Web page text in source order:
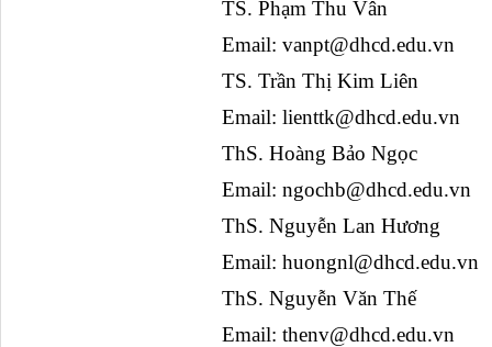
TS. Phạm Thu Vân
Email: vanpt@dhcd.edu.vn
TS. Trần Thị Kim Liên
Email: lienttk@dhcd.edu.vn
ThS. Hoàng Bảo Ngọc
Email: ngochb@dhcd.edu.vn
ThS. Nguyễn Lan Hương
Email: huongnl@dhcd.edu.vn
ThS. Nguyễn Văn Thế
Email: thenv@dhcd.edu.vn